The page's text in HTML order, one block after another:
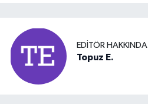
EDITÖR HAKKINDA
Topuz E.